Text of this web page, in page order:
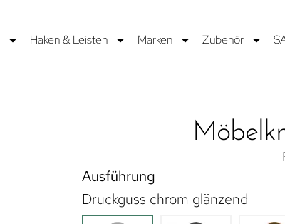
Haken & Leisten Marken Zubehör
Ausführung
Druckguss chrom glänzend